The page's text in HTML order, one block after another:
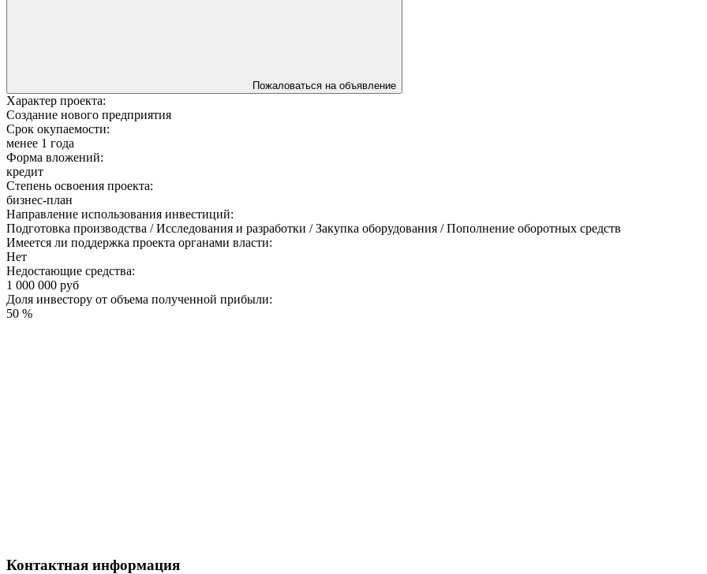
Пожаловаться на объявление
Характер проекта:
Создание нового предприятия
Срок окупаемости:
менее 1 года
Форма вложений:
кредит
Степень освоения проекта:
бизнес-план
Направление использования инвестиций:
Подготовка производства / Исследования и разработки / Закупка оборудования / Пополнение оборотных средств
Имеется ли поддержка проекта органами власти:
Нет
Недостающие средства:
1 000 000 руб
Доля инвестору от объема полученной прибыли:
50 %
Контактная информация